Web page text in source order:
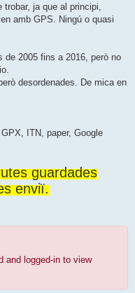
ja que al principi,
amb GPS. Ningú o quasi
de 2005 fins a 2016, però no
desordenades. De mica en
ITN, paper, Google
guardades
enviï.
and logged-in to view